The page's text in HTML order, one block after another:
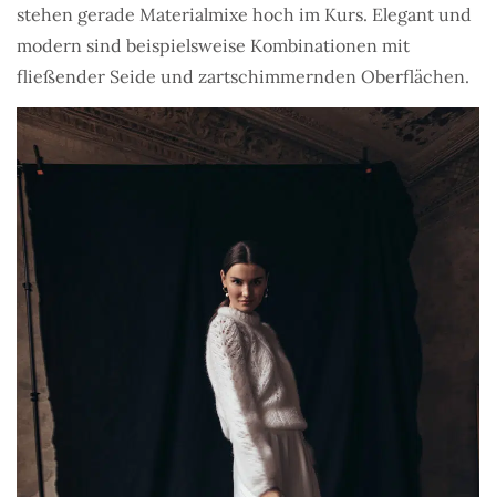
stehen gerade Materialmixe hoch im Kurs. Elegant und
modern sind beispielsweise Kombinationen mit
fließender Seide und zartschimmernden Oberflächen.